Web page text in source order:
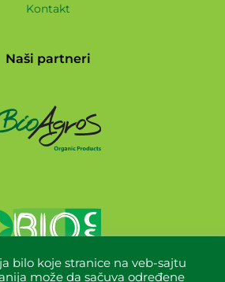
Kontakt
Naši partneri
bilo koje stranice na veb-sajtu
može da sačuva određene